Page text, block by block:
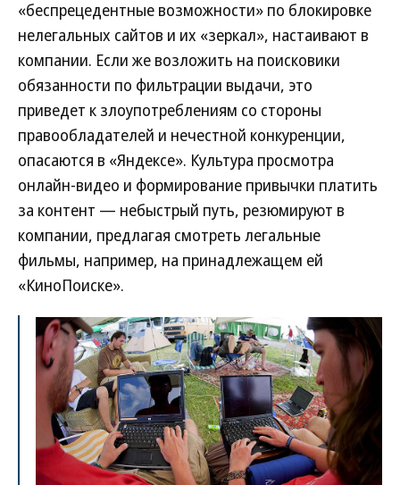
«беспрецедентные возможности» по блокировке
нелегальных сайтов и их «зеркал», настаивают в
компании. Если же возложить на поисковики
обязанности по фильтрации выдачи, это
приведет к злоупотреблениям со стороны
правообладателей и нечестной конкуренции,
опасаются в «Яндексе». Культура просмотра
онлайн-видео и формирование привычки платить
за контент — небыстрый путь, резюмируют в
компании, предлагая смотреть легальные
фильмы, например, на принадлежащем ей
«КиноПоиске».